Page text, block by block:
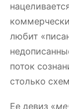
любит
поток
столько
Ее девиз «